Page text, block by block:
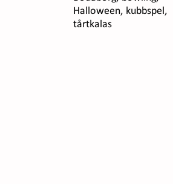
Halloween, kubbspel,
tårtkalas